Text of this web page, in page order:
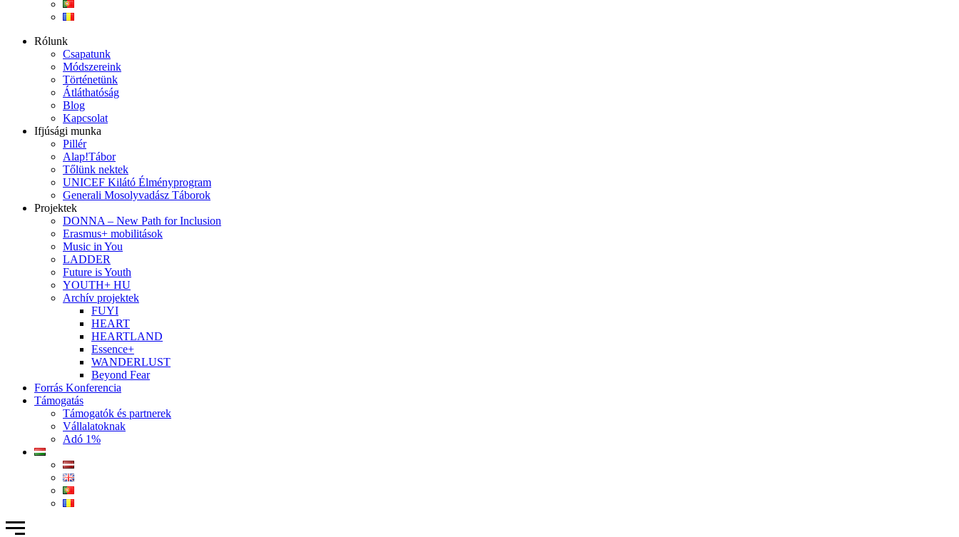
Rólunk
Csapatunk
Módszereink
Történetünk
Átláthatóság
Blog
Kapcsolat
Ifjúsági munka
Pillér
Alap!Tábor
Tőlünk nektek
UNICEF Kilátó Élményprogram
Generali Mosolyvadász Táborok
Projektek
DONNA – New Path for Inclusion
Erasmus+ mobilitások
Music in You
LADDER
Future is Youth
YOUTH+ HU
Archív projektek
FUYI
HEART
HEARTLAND
Essence+
WANDERLUST
Beyond Fear
Forrás Konferencia
Támogatás
Támogatók és partnerek
Vállalatoknak
Adó 1%